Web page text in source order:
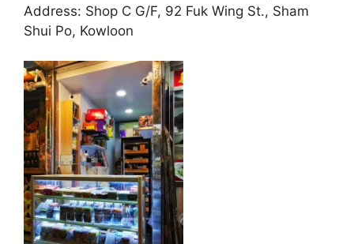
Address: Shop C G/F, 92 Fuk Wing St., Sham
Shui Po, Kowloon